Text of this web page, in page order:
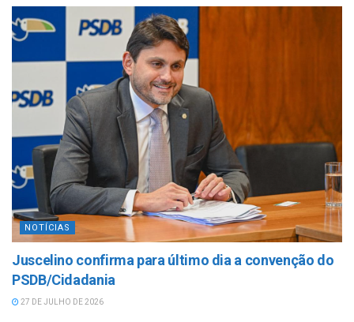
NOTÍCIAS
Juscelino confirma para último dia a convenção do
PSDB/Cidadania
27 DE JULHO DE 2026